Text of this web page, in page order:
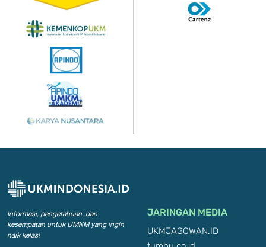
Informasi, pengetahuan, dan
kesempatan untuk UMKM yang ingin
naik kelas!
JARINGAN MEDIA
UKMJAGOWAN.ID